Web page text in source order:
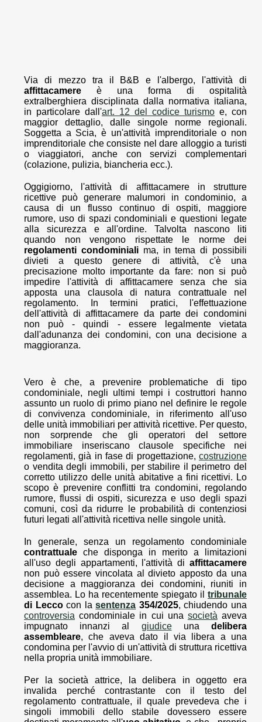
Via di mezzo tra il B&B e l'albergo, l'attività di
affittacamere è una forma di ospitalità
extralberghiera disciplinata dalla normativa italiana,
in particolare dall'art. 12 del codice turismo e, con
maggior dettaglio, dalle singole norme regionali.
Soggetta a Scia, è un'attività imprenditoriale o non
imprenditoriale che consiste nel dare alloggio a turisti
o viaggiatori, anche con servizi complementari
(colazione, pulizia, biancheria ecc.).
Oggigiorno, l'attività di affittacamere in strutture
ricettive può generare malumori in condominio, a
causa di un flusso continuo di ospiti, maggiore
rumore, uso di spazi condominiali e questioni legate
alla sicurezza e all'ordine. Talvolta nascono liti
quando non vengono rispettate le norme dei
regolamenti condominialima, in tema di possibili
divieti a questo genere di attività, c'è una
precisazione molto importante da fare: non si può
impedire l'attività di affittacamere senza che sia
apposta una clausola di natura contrattuale nel
regolamento. In termini pratici, l'effettuazione
dell'attività di affittacamere da parte dei condomini
non può - quindi - essere legalmente vietata
dall'adunanza dei condomini, con una decisione a
maggioranza.
Vero è che, a prevenire problematiche di tipo
condominiale, negli ultimi tempi i costruttori hanno
assunto un ruolo di primo piano nel definire le regole
di convivenza condominiale, in riferimento all'uso
delle unità immobiliari per attività ricettive. Per questo,
non sorprende che gli operatori del settore
immobiliare inseriscano clausole specifiche nei
regolamenti, già in fase di progettazione, costruzione
o vendita degli immobili, per stabilire il perimetro del
corretto utilizzo delle unità abitative a fini ricettivi. Lo
scopo è prevenire conflitti tra condomini, regolando
rumore, flussi di ospiti, sicurezza e uso degli spazi
comuni, così da ridurre le probabilità di contenziosi
futuri legati all'attività ricettiva nelle singole unità.
In generale, senza un regolamento condominiale
contrattuale che disponga in merito a limitazioni
all'uso degli appartamenti, l'attività di affittacamere
non può essere vincolata al divieto apposto da una
decisione a maggioranza dei condomini, riuniti in
assemblea. Lo ha recentemente spiegato il tribunale
di Leccocon lasentenza 354/2025, chiudendo una
controversia condominiale in cui una società aveva
impugnato innanzi al giudiceunadelibera
assembleare, che aveva dato il via libera a una
condomina per l'avvio di un'attività di struttura ricettiva
nella propria unità immobiliare.
Per la società attrice, la delibera in oggetto era
invalida perché contrastante con il testo del
regolamento contrattuale, il quale prevedeva che i
singoli immobili dello stabile dovessero essere